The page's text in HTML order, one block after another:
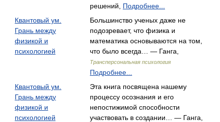
решений, Подробнее...
Квантовый ум.
Грань между
физикой и
психологией
Большинство ученых даже не
подозревает, что физика и
математика основываются на том,
что было всегда… — Ганга,
Трансперсональная психология
Подробнее...
Квантовый ум.
Грань между
физикой и
психологией
Эта книга посвящена нашему
процессу осознания и его
непостижимой способности
участвовать в создании… — Ганга,